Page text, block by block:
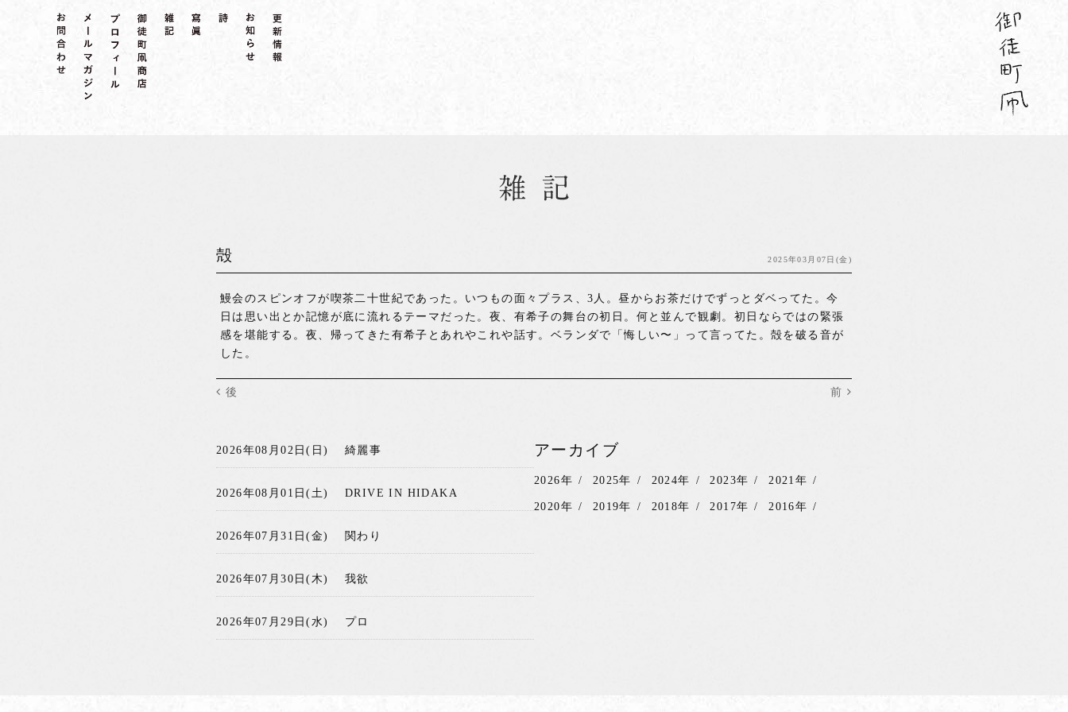
殻 2025年03月07日(金)
鰻会のスピンオフが喫茶二十世紀であった。いつもの面々プラス、3人。昼からお茶だけでずっとダベってた。今
日は思い出とか記憶が底に流れるテーマだった。夜、有希子の舞台の初日。何と並んで観劇。初日ならではの緊張
感を堪能する。夜、帰ってきた有希子とあれやこれや話す。ベランダで「悔しい〜」って言ってた。殻を破る音が
した。
後 前
2026年08月02日(日) 綺麗事
2026年08月01日(土) DRIVE IN HIDAKA
2026年07月31日(金) 関わり
2026年07月30日(木) 我欲
2026年07月29日(水) プロ
アーカイブ
2026年 2025年 2024年 2023年 2021年
2020年 2019年 2018年 2017年 2016年